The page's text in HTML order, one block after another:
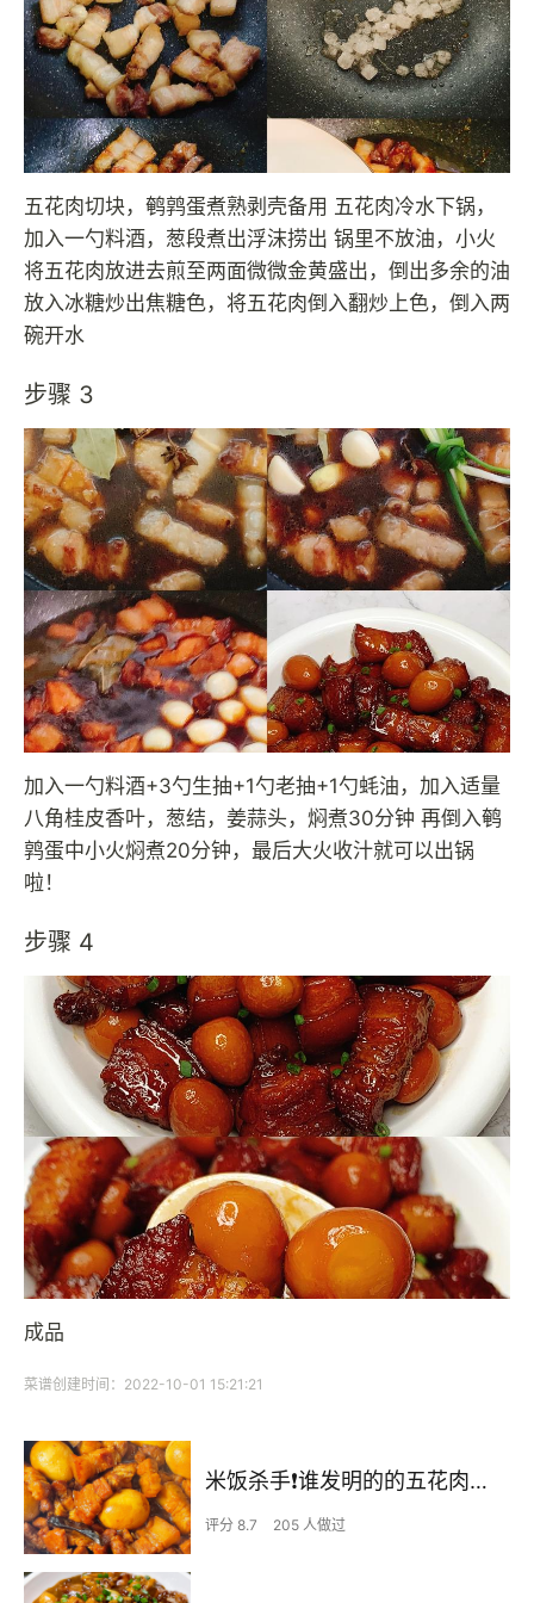
五花肉切块，鹌鹑蛋煮熟剥壳备用 五花肉冷水下锅，
加入一勺料酒，葱段煮出浮沫捞出 锅里不放油，小火
将五花肉放进去煎至两面微微金黄盛出，倒出多余的油
放入冰糖炒出焦糖色，将五花肉倒入翻炒上色，倒入两
碗开水
步骤 3
加入一勺料酒+3勺生抽+1勺老抽+1勺蚝油，加入适量
八角桂皮香叶，葱结，姜蒜头，焖煮30分钟 再倒入鹌
鹑蛋中小火焖煮20分钟，最后大火收汁就可以出锅
啦！
步骤 4
成品
菜谱创建时间：2022-10-01 15:21:21
米饭杀手❗️谁发明的的五花肉👍好吃到飞起❗️
评分 8.7 205 人做过